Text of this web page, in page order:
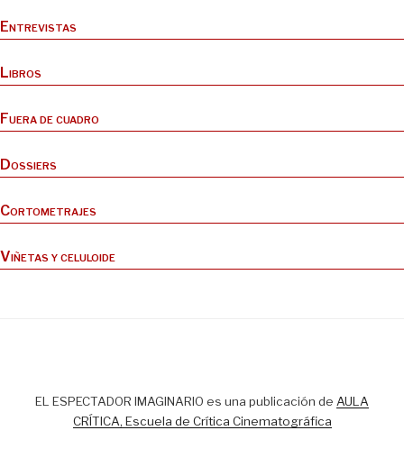
Entrevistas
Libros
Fuera de cuadro
Dossiers
Cortometrajes
Viñetas y celuloide
EL ESPECTADOR IMAGINARIO es una publicación de AULA
CRÍTICA, Escuela de Crítica Cinematográfica